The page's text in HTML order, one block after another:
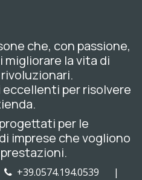
che, con passione,
migliorare la vita di
per risolvere
per le
imprese che vogliono
+39.0574.194.0539 |